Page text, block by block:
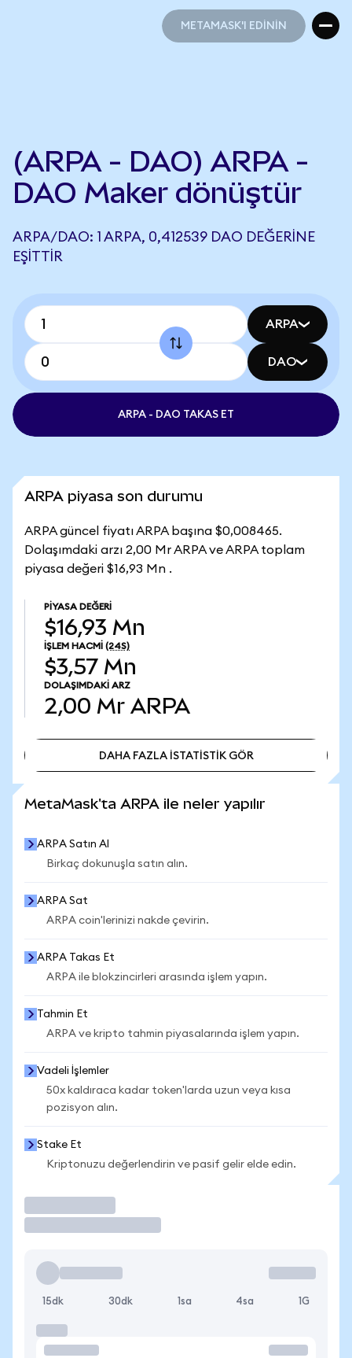
METAMASK'I EDİNİN
(ARPA - DAO) ARPA -
DAO Maker dönüştür
ARPA/DAO: 1 ARPA, 0,412539 DAO DEĞERINE
EŞITTIR
ARPA
DAO
ARPA - DAO TAKAS ET
ARPA piyasa son durumu
ARPA güncel fiyatı ARPA başına $0,008465.
Dolaşımdaki arzı 2,00 Mr ARPA ve ARPA toplam
piyasa değeri $16,93 Mn .
PIYASA DEĞERI
$16,93 Mn
İŞLEM HACMI (24S)
$3,57 Mn
DOLAŞIMDAKI ARZ
2,00 Mr ARPA
DAHA FAZLA İSTATİSTİK GÖR
MetaMask'ta ARPA ile neler yapılır
ARPA Satın Al
Birkaç dokunuşla satın alın.
ARPA Sat
ARPA coin'lerinizi nakde çevirin.
ARPA Takas Et
ARPA ile blokzincirleri arasında işlem yapın.
Tahmin Et
ARPA ve kripto tahmin piyasalarında işlem yapın.
Vadeli İşlemler
50x kaldıraca kadar token'larda uzun veya kısa
pozisyon alın.
Stake Et
Kriptonuzu değerlendirin ve pasif gelir elde edin.
15dk 30dk 1sa 4sa 1G